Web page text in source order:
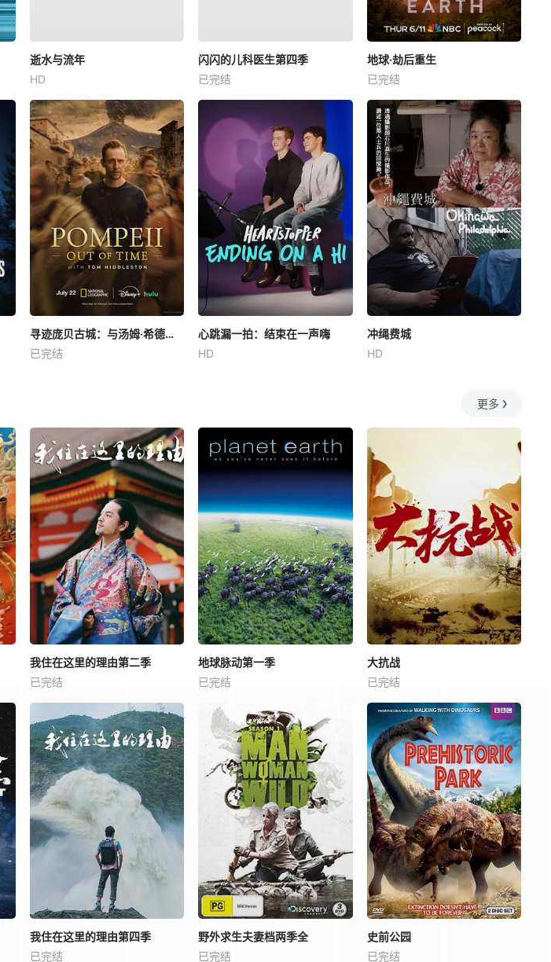
逝水与流年
HD
闪闪的儿科医生第四季
已完结
地球·劫后重生
已完结
寻迹庞贝古城：与汤姆·希德勒斯顿同行
已完结
心跳漏一拍：结束在一声嗨
HD
冲绳费城
HD
更多
我住在这里的理由第二季
已完结
地球脉动第一季
已完结
大抗战
已完结
我住在这里的理由第四季
已完结
野外求生夫妻档两季全
已完结
史前公园
已完结